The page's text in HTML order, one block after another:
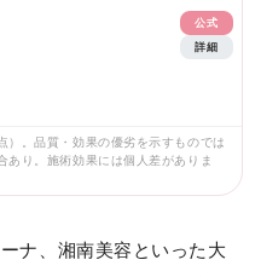
公式
詳細
）。品質・効果の優劣を示すものでは
あり。施術効果には個人差がありま
ナ、湘南美容といった大